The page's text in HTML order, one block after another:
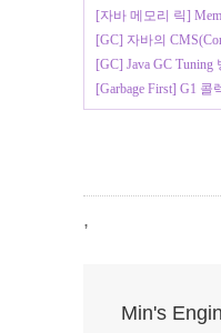
[자바 메모리 릭]
[GC] 자바의
[GC] Java GC
[Garbage First] G1 콜
,
Min's